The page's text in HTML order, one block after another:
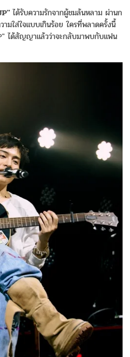
ได้รับความรักจากผู้ชมล้นหลาม ผ่านก
มใส่ใจแบบเกินร้อย ใครที่พลาดครั้งนี้
ได้สัญญาแล้วว่าจะกลับมาพบกับแฟน